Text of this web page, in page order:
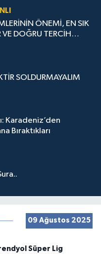
ÖNEMİ, EN SIK
VE DOĞRU TERCİH
SOLDURMAYALIM
Karadeniz’den
Bıraktıkları
09 Ağustos 2025
Süper Lig